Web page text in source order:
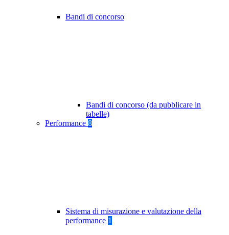
Bandi di concorso
Bandi di concorso (da pubblicare in
tabelle)
Performance 8
Sistema di misurazione e valutazione della
performance 1